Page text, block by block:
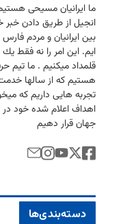
ما ایرانیان مسیحی
انجیل از طریق دادن
بین ایرانیان و مردم
ایم. این امر را نه فقط
قلمداد میكنیم . ما تیم
هستیم كه از سالها خدمت
تجربه هایی داریم كه
اهداف اعلام شده خود در
جهان قرار دهیم
دسته‌بندی‌ها